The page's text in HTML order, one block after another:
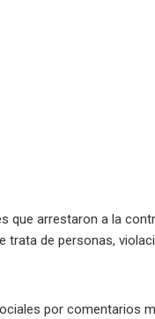
que arrestaron a la
trata de personas,
por comentarios